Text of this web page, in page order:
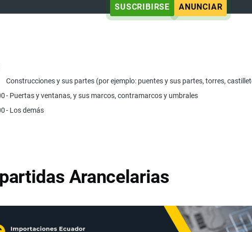
SUSCRIBIRSE ANUNCIAR
Construcciones y sus partes (por ejemplo: puentes y sus partes, torres,
- Puertas y ventanas, y sus marcos, contramarcos y umbrales
- Los demás
Arancelarias